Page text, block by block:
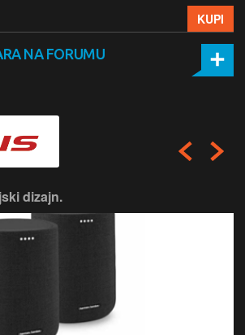
KUPI
NA FORUMU
dizajn.